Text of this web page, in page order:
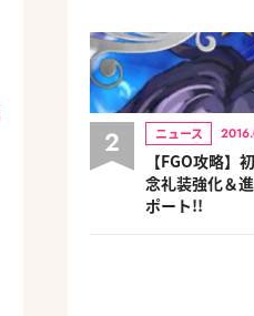
2 ニュース
【FGO攻略
念礼装強化＆
ポート!!